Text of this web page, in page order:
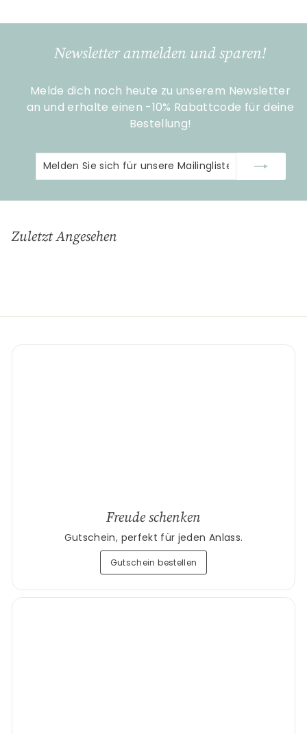
,
Newsletter anmelden und sparen!
Melde dich noch heute zu unserem Newsletter
an und erhalte einen -10% Rabattcode für deine
Bestellung!
Melden
Sie
für
Abonnieren
Zuletzt Angesehen
Freude schenken
Gutschein, perfekt für jeden Anlass.
Gutschein bestellen